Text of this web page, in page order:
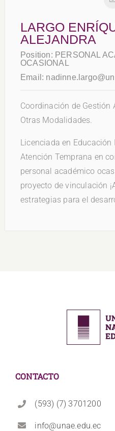
LARGO
ALEJANDRA
Position: PERSONAL
OCASIONAL
Email:
Coordinación de Gestión
Otras Modalidades.
Licenciada en
Atención Temprana en
personal académico
proyecto de vinculación
estrategias para el
CONTACTO
(593) (7) 3701200
info@unae.edu.ec